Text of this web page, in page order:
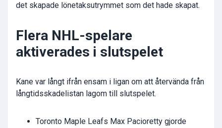
det skapade lönetaksutrymmet som det hade skapat.
Flera NHL-spelare
aktiverades i slutspelet
Kane var långt ifrån ensam i ligan om att återvända från
långtidsskadelistan lagom till slutspelet.
Toronto Maple Leafs Max Pacioretty gjorde